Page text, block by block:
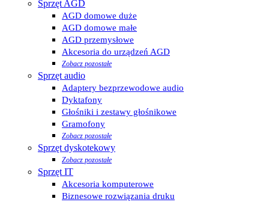
Sprzęt AGD
AGD domowe duże
AGD domowe małe
AGD przemysłowe
Akcesoria do urządzeń AGD
Zobacz pozostałe
Sprzęt audio
Adaptery bezprzewodowe audio
Dyktafony
Głośniki i zestawy głośnikowe
Gramofony
Zobacz pozostałe
Sprzęt dyskotekowy
Zobacz pozostałe
Sprzęt IT
Akcesoria komputerowe
Biznesowe rozwiązania druku